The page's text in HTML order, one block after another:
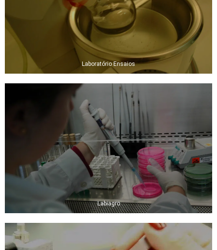
Laboratório Ensaios
Labiagro